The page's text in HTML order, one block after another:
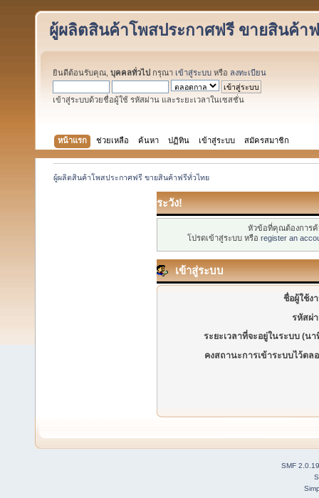
ผู้ผลิตสินค้าโพสประกาศฟรี ขายสินค้า
ยินดีต้อนรับคุณ, บุคคลทั่วไป กรุณา เข้าสู่ระบบ หรือ ลงทะเบียน
เข้าสู่ระบบด้วยชื่อผู้ใช้ รหัสผ่าน และระยะเวลาในเซสชั่น
หน้าแรก ช่วยเหลือ ค้นหา ปฏิทิน เข้าสู่ระบบ สมัครสมาชิก
ผู้ผลิตสินค้าโพสประกาศฟรี ขายสินค้าฟรีทั่วไทย
ระวัง!
หัวข้อที่คุณต้องการ
โปรดเข้าสู่ระบบ หรือ register an
เข้าสู่ระบบ
ชื่อผู้ใช้ง
รหัสผ่
ระยะเวลาที่จะอยู่ในระบบ (นา
คงสถานะการเข้าระบบไว้ตล
SMF 2.0.19